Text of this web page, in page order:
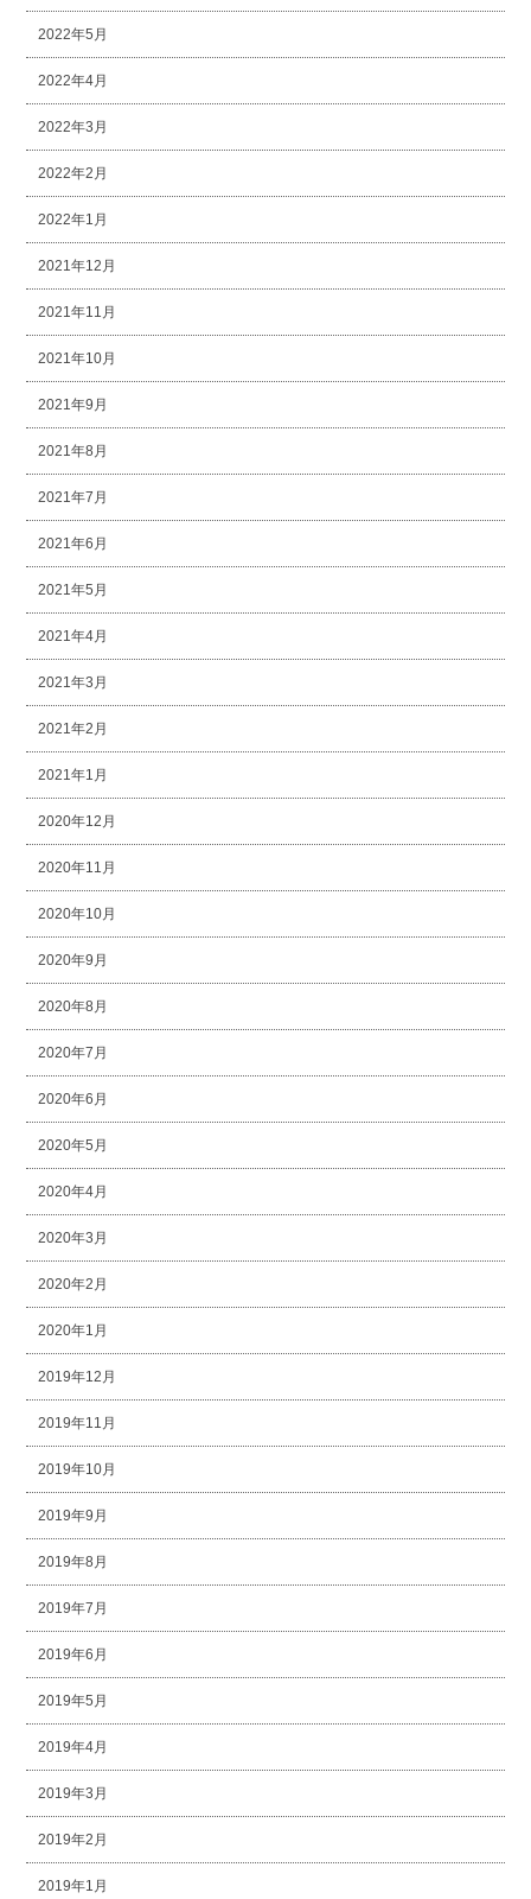
2022年5月
2022年4月
2022年3月
2022年2月
2022年1月
2021年12月
2021年11月
2021年10月
2021年9月
2021年8月
2021年7月
2021年6月
2021年5月
2021年4月
2021年3月
2021年2月
2021年1月
2020年12月
2020年11月
2020年10月
2020年9月
2020年8月
2020年7月
2020年6月
2020年5月
2020年4月
2020年3月
2020年2月
2020年1月
2019年12月
2019年11月
2019年10月
2019年9月
2019年8月
2019年7月
2019年6月
2019年5月
2019年4月
2019年3月
2019年2月
2019年1月